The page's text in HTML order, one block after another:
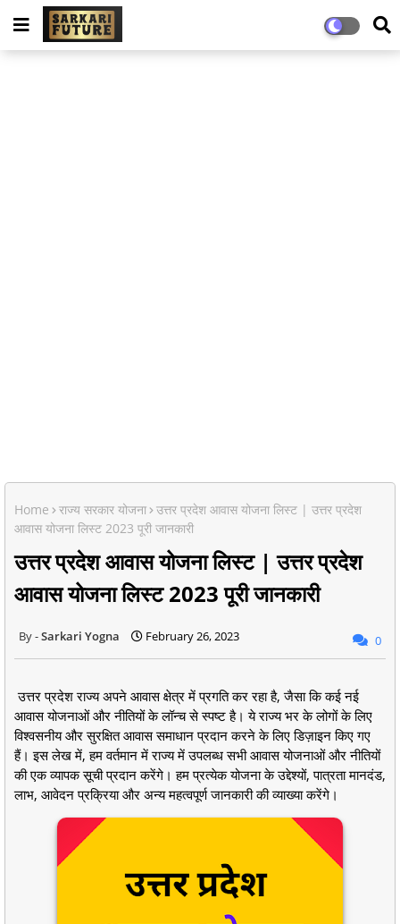
Home राज्य सरकार योजना उत्तर प्रदेश आवास योजना लिस्ट | उत्तर प्रदेश
आवास योजना लिस्ट 2023 पूरी जानकारी
उत्तर प्रदेश आवास योजना लिस्ट | उत्तर प्रदेश
आवास योजना लिस्ट 2023 पूरी जानकारी
Sarkari Yogna February 26, 2023 0
उत्तर प्रदेश राज्य अपने आवास क्षेत्र में प्रगति कर रहा है, जैसा कि कई नई
आवास योजनाओं और नीतियों के लॉन्च से स्पष्ट है। ये राज्य भर के लोगों के लिए
विश्वसनीय और सुरक्षित आवास समाधान प्रदान करने के लिए डिज़ाइन किए गए
हैं। इस लेख में, हम वर्तमान में राज्य में उपलब्ध सभी आवास योजनाओं और नीतियों
की एक व्यापक सूची प्रदान करेंगे। हम प्रत्येक योजना के उद्देश्यों, पात्रता मानदंड,
लाभ, आवेदन प्रक्रिया और अन्य महत्वपूर्ण जानकारी की व्याख्या करेंगे।